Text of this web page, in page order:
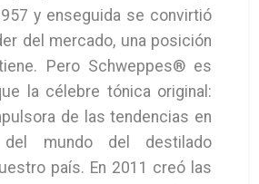
y enseguida se convirtió
del mercado, una posición
Pero Schweppes® es
la célebre tónica original:
de las tendencias en
mundo del destilado
país. En 2011 creó las